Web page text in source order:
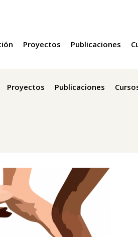
Proyectos Publicaciones
Proyectos Publicaciones